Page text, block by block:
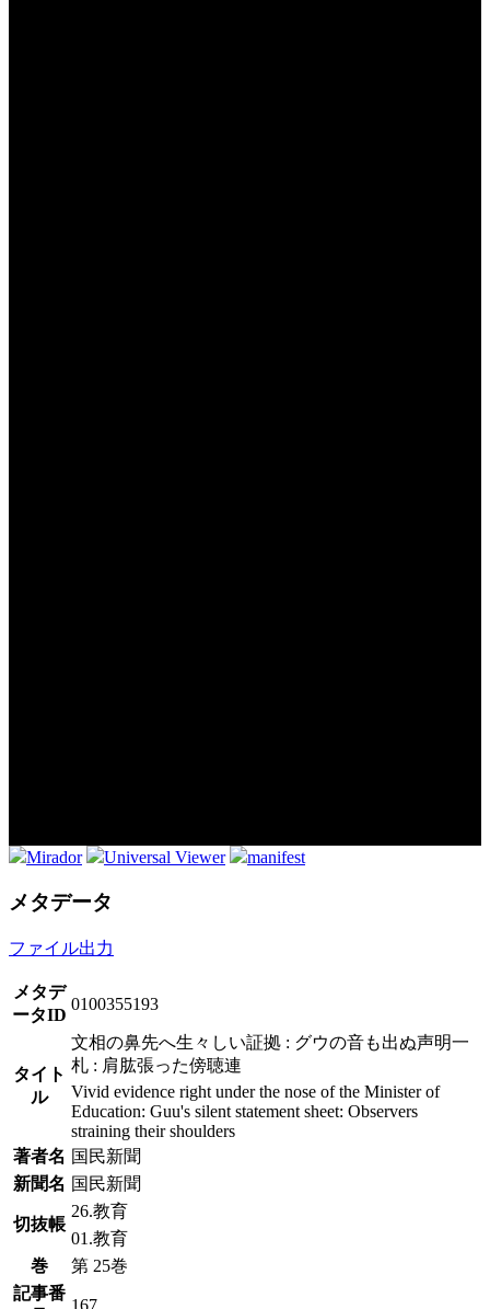
Mirador Universal Viewer manifest
メタデータ
ファイル出力
メタデ
ータID
0100355193
タイト
ル
文相の鼻先へ生々しい証拠 : グウの音も出ぬ声明一
札 : 肩肱張った傍聴連
Vivid evidence right under the nose of the Minister of
Education: Guu's silent statement sheet: Observers
straining their shoulders
著者名 国民新聞
新聞名 国民新聞
切抜帳
26.教育
01.教育
巻
第 25巻
記事番
167